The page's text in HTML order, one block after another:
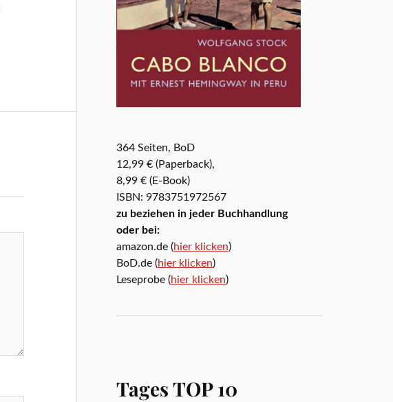
364 Seiten, BoD
12,99 € (Paperback),
8,99 € (E-Book)
ISBN: 9783751972567
zu beziehen in jeder Buchhandlung
oder bei:
amazon.de (hier klicken)
BoD.de (hier klicken)
Leseprobe (hier klicken)
Tages TOP 10